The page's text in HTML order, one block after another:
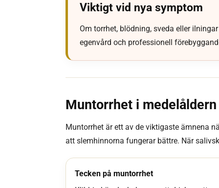
Viktigt vid nya symptom
Om torrhet, blödning, sveda eller
egenvård och professionell
Muntorrhet i
Muntorrhet är ett av de viktigaste ämnena
att slemhinnorna fungerar bättre. När
Tecken på muntorrhet